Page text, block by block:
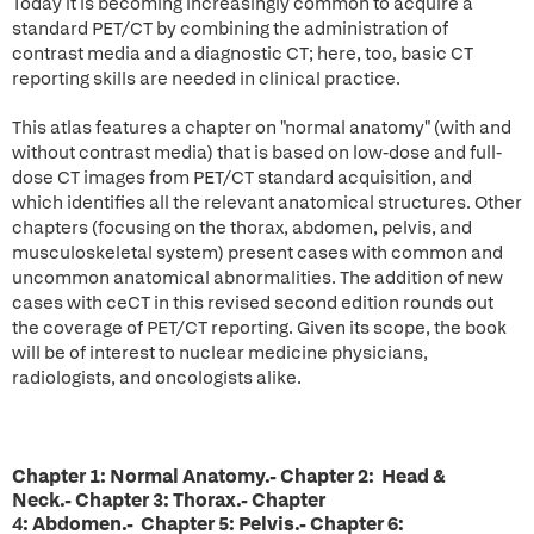
standard PET/CT by combining the administration of
contrast media and a diagnostic CT; here, too, basic CT
reporting skills are needed in clinical practice.
This atlas features a chapter on "normal anatomy" (with and
without contrast media) that is based on low-dose and full-
dose CT images from PET/CT standard acquisition, and
which identifies all the relevant anatomical structures. Other
chapters (focusing on the thorax, abdomen, pelvis, and
musculoskeletal system) present cases with common and
uncommon anatomical abnormalities. The addition of new
cases with ceCT in this revised second edition rounds out
the coverage of PET/CT reporting. Given its scope, the book
will be of interest to nuclear medicine physicians,
radiologists, and oncologists alike.
Chapter 1: Normal Anatomy.- Chapter 2: Head &
Neck.- Chapter 3: Thorax.- Chapter
4: Abdomen.- Chapter 5: Pelvis.- Chapter 6: